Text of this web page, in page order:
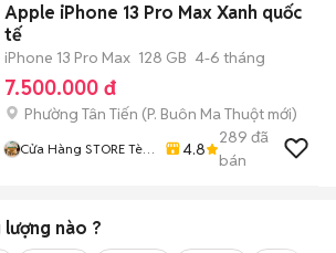
Apple iPhone 13 Pro Max Xanh quốc
tế
iPhone 13 Pro Max 128 GB 4-6 tháng
7.500.000 đ
Phường Tân Tiến (P. Buôn Ma Thuột mới)
Cửa Hàng STORE Tèo
4.8
289 đã
bán
lượng nào ?